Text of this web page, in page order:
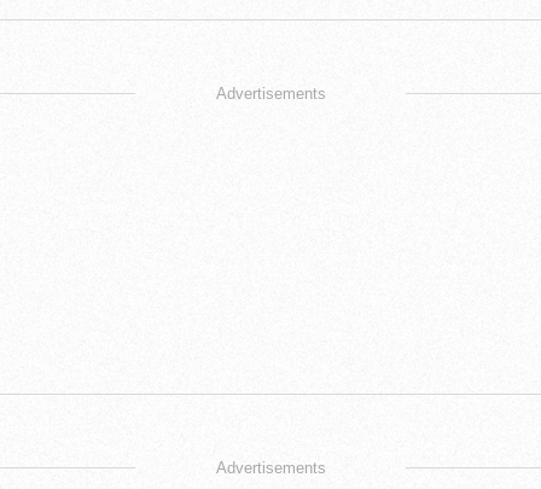
Advertisements
Advertisements